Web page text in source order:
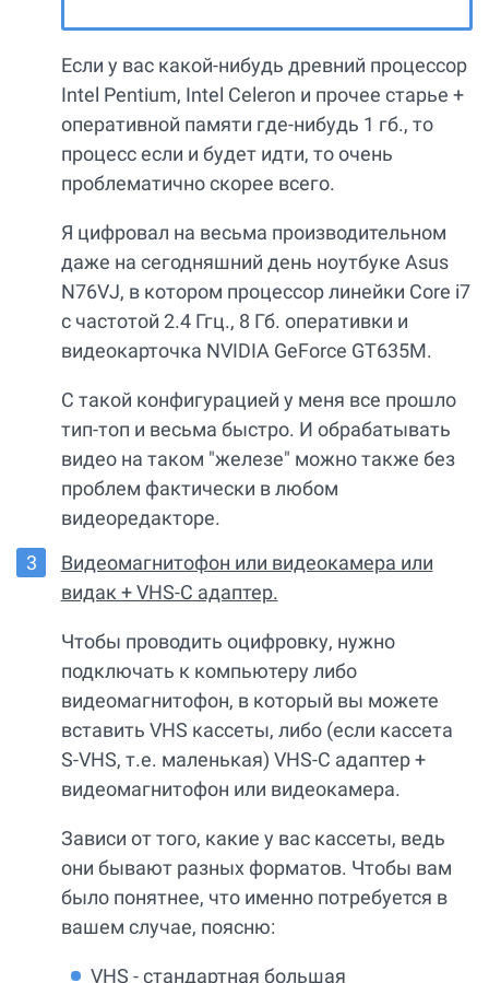
Если у вас какой-нибудь древний процессор
Intel Pentium, Intel Celeron и прочее старье +
оперативной памяти где-нибудь 1 гб., то
процесс если и будет идти, то очень
проблематично скорее всего.
Я цифровал на весьма производительном
даже на сегодняшний день ноутбуке Asus
N76VJ, в котором процессор линейки Core i7
с частотой 2.4 Ггц., 8 Гб. оперативки и
видеокарточка NVIDIA GeForce GT635M.
С такой конфигурацией у меня все прошло
тип-топ и весьма быстро. И обрабатывать
видео на таком "железе" можно также без
проблем фактически в любом
видеоредакторе.
Видеомагнитофон или видеокамера или
видак + VHS-C адаптер.
Чтобы проводить оцифровку, нужно
подключать к компьютеру либо
видеомагнитофон, в который вы можете
вставить VHS кассеты, либо (если кассета
S-VHS, т.е. маленькая) VHS-C адаптер +
видеомагнитофон или видеокамера.
Зависи от того, какие у вас кассеты, ведь
они бывают разных форматов. Чтобы вам
было понятнее, что именно потребуется в
вашем случае, поясню:
VHS - стандартная большая